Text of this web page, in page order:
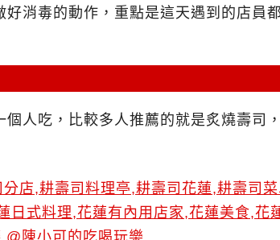
消毒的動作，重點是這天遇到的店員
人吃，比較多人推薦的就是炙燒壽司